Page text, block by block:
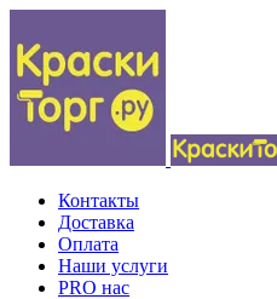
Контакты
Доставка
Оплата
Наши услуги
PRO нас